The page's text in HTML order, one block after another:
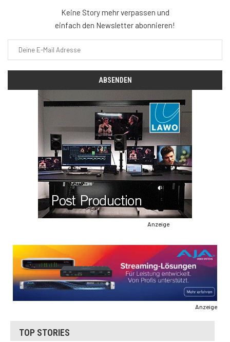
Keine Story mehr verpassen und
einfach den Newsletter abonnieren!
Anzeige
Anzeige
TOP STORIES